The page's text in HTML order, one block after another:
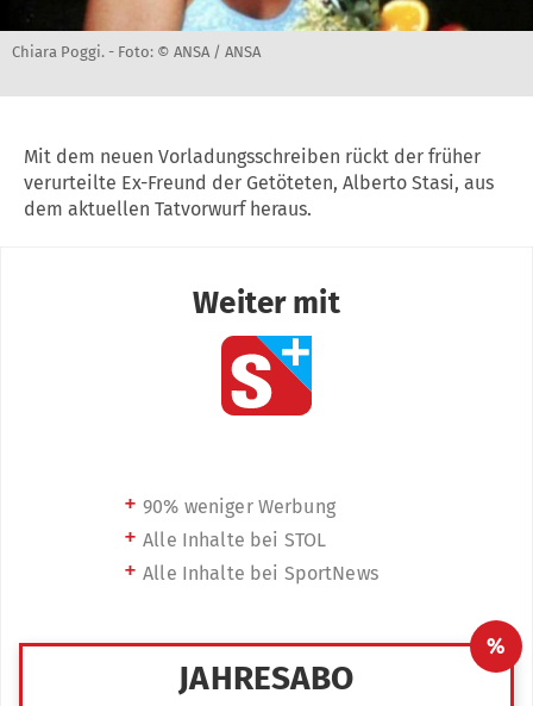
Chiara Poggi. - Foto: © ANSA / ANSA
Mit dem neuen Vorladungsschreiben rückt der früher
verurteilte Ex-Freund der Getöteten, Alberto Stasi, aus
dem aktuellen Tatvorwurf heraus.